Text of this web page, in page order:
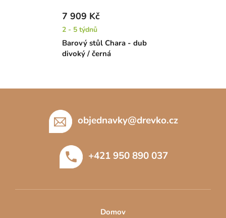
Barový stůl Chara - dub
divoký / černá
7 909 Kč
2 - 5 týdnů
objednavky@drevko.cz
+421 950 890 037
Domov